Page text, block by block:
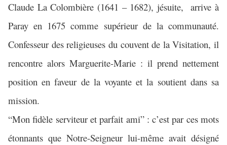
Claude La Colombière (1641 – 1682), jésuite, arrive à
Paray en 1675 comme supérieur de la communauté.
Confesseur des religieuses du couvent de la Visitation, il
rencontre alors Marguerite-Marie : il prend nettement
position en faveur de la voyante et la soutient dans sa
mission.
“Mon fidèle serviteur et parfait ami” : c’est par ces mots
étonnants que Notre-Seigneur lui-même avait désigné